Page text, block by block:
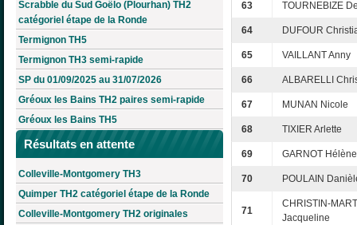
Scrabble du Sud Goëlo (Plourhan) TH2
catégoriel étape de la Ronde
Termignon TH5
Termignon TH3 semi-rapide
SP du 01/09/2025 au 31/07/2026
Gréoux les Bains TH2 paires semi-rapide
Gréoux les Bains TH5
Résultats en attente
Colleville-Montgomery TH3
Quimper TH2 catégoriel étape de la Ronde
Colleville-Montgomery TH2 originales
63 TOURNEBIZE
64 DUFOUR
65 VAILLANT Anny
66 ALBARELLI
67 MUNAN Nicole
68 TIXIER Arlette
69 GARNOT Hélène
70 POULAIN
71
CHRISTIN-
Jacqueline